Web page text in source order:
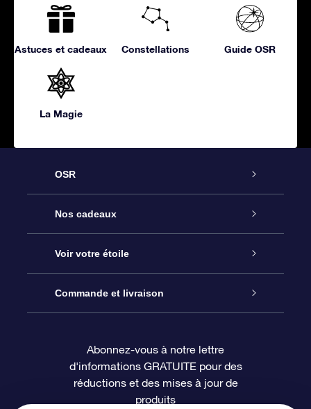
Astuces et cadeaux Constellations Guide OSR
La Magie
OSR
Service
À propos de l’OSR
Nous contacter
Questions fréquemment posées
Nos cadeaux
Cadeau d’étoile en ligne
Coffret cadeau OSR
Carte cadeau OSR
Voir votre étoile
Registre des étoiles
Page d’accueil personnalisée
Commande et livraison
Informations de paiement
Abonnez-vous à notre lettre
d'informations GRATUITE pour des
réductions et des mises à jour de
produits